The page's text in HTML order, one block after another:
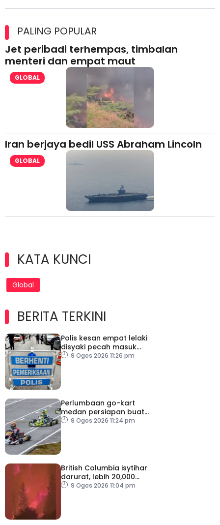
lesen separuh pertama 2026
PALING POPULAR
Jet peribadi terhempas, timbalan
menteri dan empat maut
GLOBAL
Iran berjaya bedil USS Abraham Lincoln
GLOBAL
KATA KUNCI
Global
BERITA TERKINI
Polis kesan empat lelaki
disyaki pecah masuk
rumah
9 Ogos 2026 11:26 pm
Perlumbaan go-kart
medan persiapan buat
Putera Adam
9 Ogos 2026 11:24 pm
British Columbia isytihar
darurat, lebih 20,000
penduduk dipindahkan
9 Ogos 2026 11:04 pm